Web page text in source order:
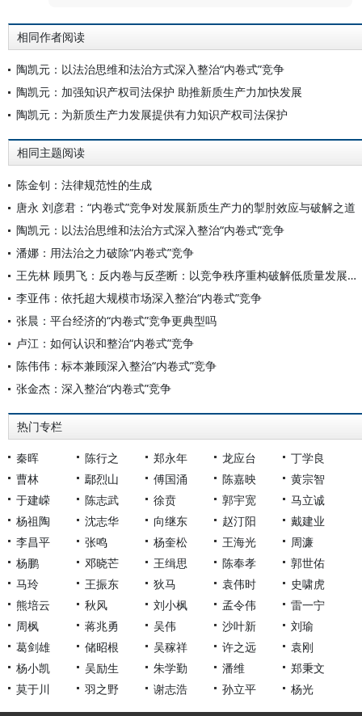
相同作者阅读
陶凯元：以法治思维和法治方式深入整治“内卷式”竞争
陶凯元：加强知识产权司法保护 助推新质生产力加快发展
陶凯元：为新质生产力发展提供有力知识产权司法保护
相同主题阅读
陈金钊：法律规范性的生成
唐永 刘彦君：“内卷式”竞争对发展新质生产力的掣肘效应与破解之道
陶凯元：以法治思维和法治方式深入整治“内卷式”竞争
潘娜：用法治之力破除“内卷式”竞争
王先林 顾男飞：反内卷与反垄断：以竞争秩序重构破解低质量发展困局
李亚伟：依托超大规模市场深入整治“内卷式”竞争
张晨：平台经济的“内卷式”竞争更典型吗
卢江：如何认识和整治“内卷式”竞争
陈伟伟：标本兼顾深入整治“内卷式”竞争
张金杰：深入整治“内卷式”竞争
热门专栏
秦晖 陈行之 郑永年 龙应台
丁学良
曹林
鄢烈山 傅国涌 陈嘉映
黄宗智
于建嵘
陈志武 徐贲 郭宇宽
马立诚
杨祖陶
沈志华 向继东 赵汀阳
戴建业
李昌平
张鸣 杨奎松 王海光
周濂
杨鹏
邓晓芒 王缉思 陈奉孝
郭世佑
马玲
王振东 狄马 袁伟时
史啸虎
熊培云
秋风 刘小枫 孟令伟
雷一宁
周枫
蒋兆勇 吴伟 沙叶新
刘瑜
葛剑雄
储昭根 吴稼祥 许之远
袁刚
杨小凯
吴励生 朱学勤 潘维
郑秉文
莫于川
羽之野 谢志浩 孙立平 杨光